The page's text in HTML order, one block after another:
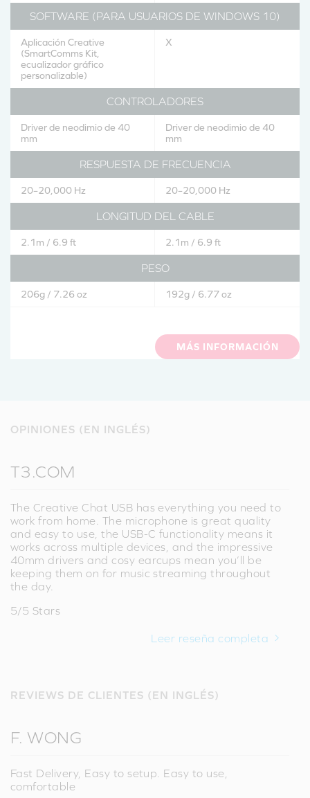
SOFTWARE (PARA USUARIOS DE WINDOWS 10)
Aplicación Creative
(SmartComms Kit,
ecualizador gráfico
personalizable)
X
CONTROLADORES
Driver de neodimio de 40
mm
Driver de neodimio de 40
mm
RESPUESTA DE FRECUENCIA
20–20,000 Hz 20–20,000 Hz
LONGITUD DEL CABLE
2.1m / 6.9 ft 2.1m / 6.9 ft
PESO
206g / 7.26 oz 192g / 6.77 oz
MÁS INFORMACIÓN
OPINIONES (EN INGLÉS)
T3.COM
The Creative Chat USB has everything you need to
work from home. The microphone is great quality
and easy to use, the USB-C functionality means it
works across multiple devices, and the impressive
40mm drivers and cosy earcups mean you’ll be
keeping them on for music streaming throughout
the day.
5/5 Stars
Leer reseña completa
REVIEWS DE CLIENTES (EN INGLÉS)
F. WONG
Fast Delivery, Easy to setup. Easy to use,
comfortable